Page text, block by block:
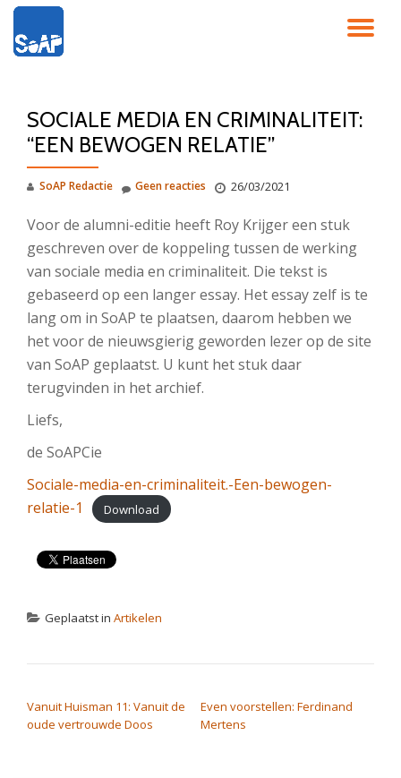
direct
inhoudSOCIALE MEDIA EN CRIMINALITEIT:
“EEN BEWOGEN RELATIE”
SoAP Redactie 26/03/2021
Geen reacties
Voor de alumni-editie heeft Roy Krijger een stuk
geschreven over de koppeling tussen de werking
van sociale media en criminaliteit. Die tekst is
gebaseerd op een langer essay. Het essay zelf is te
lang om in SoAP te plaatsen, daarom hebben we
het voor de nieuwsgierig geworden lezer op de site
van SoAP geplaatst. U kunt het stuk daar
terugvinden in het archief.
Liefs,
de SoAPCie
Sociale-media-en-criminaliteit.-Een-bewogen-
relatie-1
Download
Geplaatst in Artikelen
Vanuit Huisman 11: Vanuit de
oude vertrouwde Doos
Even voorstellen: Ferdinand
Mertens